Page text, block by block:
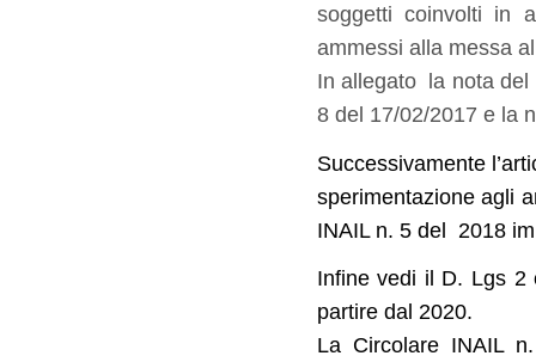
soggetti coinvolti in
ammessi alla messa
In allegato la nota del
8 del 17/02/2017 e la
Successivamente
sperimentazione agli
INAIL n. 5 del 2018
Infine vedi il D. Lgs
partire dal 2020.
La Circolare INAIL